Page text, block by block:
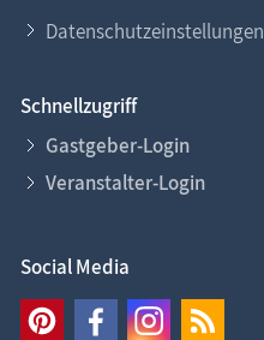
Datenschutzeinstellungen
Schnellzugriff
Gastgeber-Login
Veranstalter-Login
Social Media